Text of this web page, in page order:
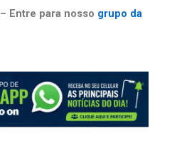
– Entre para nosso grupo da